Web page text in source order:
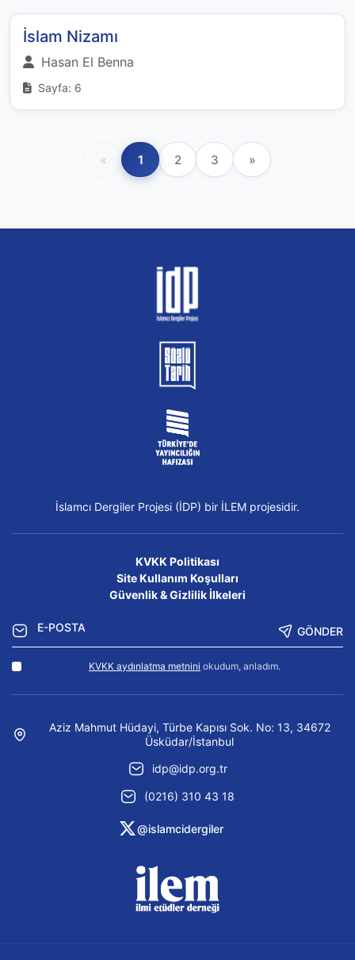
İslam Nizamı
Hasan El Benna
Sayfa: 6
« 1 2 3 »
İslamcı Dergiler Projesi (İDP) bir İLEM projesidir.
KVKK Politikası
Site Kullanım Koşulları
Güvenlik & Gizlilik İlkeleri
GÖNDER
KVKK aydınlatma metnini okudum, anladım.
Aziz Mahmut Hüdayi, Türbe Kapısı Sok. No: 13, 34672
Üsküdar/İstanbul
idp@idp.org.tr
(0216) 310 43 18
@islamcidergiler